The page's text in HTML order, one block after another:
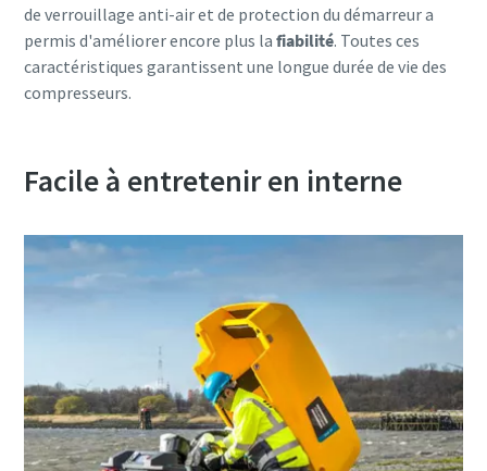
de verrouillage anti-air et de protection du démarreur a
permis d'améliorer encore plus la fiabilité. Toutes ces
caractéristiques garantissent une longue durée de vie des
compresseurs.
Facile à entretenir en interne